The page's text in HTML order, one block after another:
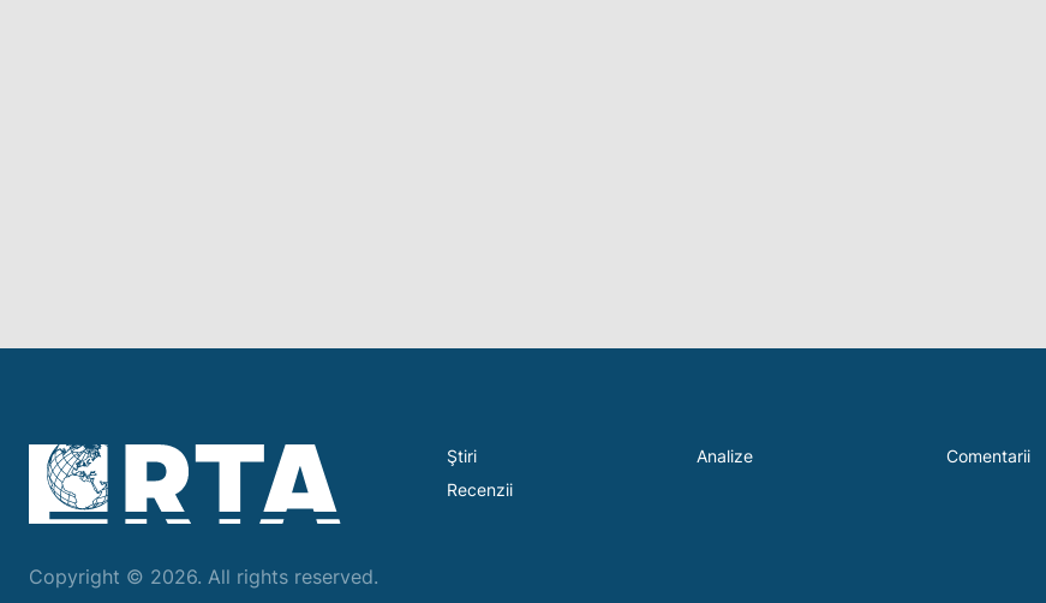
Copyright © 2026. All rights reserved.
Ştiri Analize
Comentarii
Recenzii